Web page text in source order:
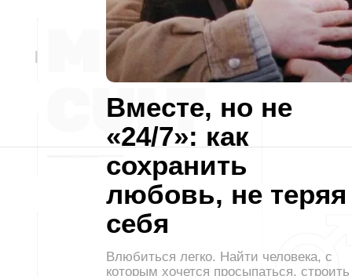
Вместе, но не
«24/7»: как
сохранить
любовь, не теряя
себя
Влюбиться легко. Найти человека, с
которым хочется просыпаться, строить